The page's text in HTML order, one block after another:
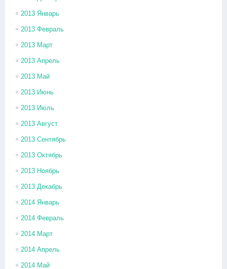
2013 Январь
2013 Февраль
2013 Март
2013 Апрель
2013 Май
2013 Июнь
2013 Июль
2013 Август
2013 Сентябрь
2013 Октябрь
2013 Ноябрь
2013 Декабрь
2014 Январь
2014 Февраль
2014 Март
2014 Апрель
2014 Май